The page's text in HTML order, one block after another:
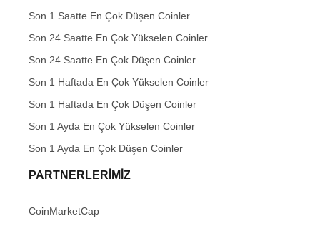
Son 1 Saatte En Çok Düşen Coinler
Son 24 Saatte En Çok Yükselen Coinler
Son 24 Saatte En Çok Düşen Coinler
Son 1 Haftada En Çok Yükselen Coinler
Son 1 Haftada En Çok Düşen Coinler
Son 1 Ayda En Çok Yükselen Coinler
Son 1 Ayda En Çok Düşen Coinler
PARTNERLERIMIZ
CoinMarketCap